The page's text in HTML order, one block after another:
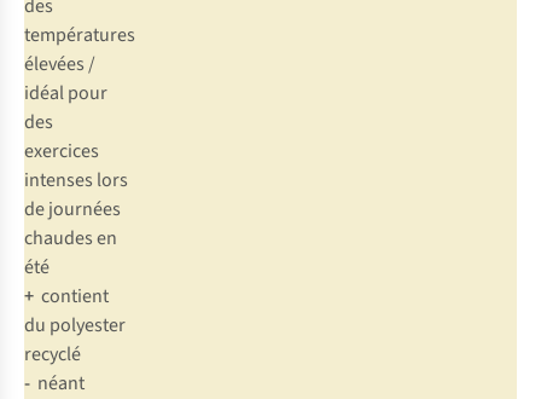
des
températures
élevées /
idéal pour
des
exercices
intenses lors
de journées
chaudes en
été
+ contient
du polyester
recyclé
- néant